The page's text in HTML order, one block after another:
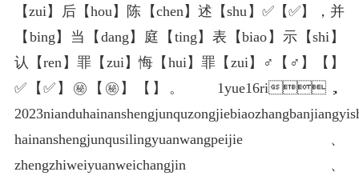
【zui】后【hou】陈【chen】述【shu】✅【✅】，并
【bing】当【dang】庭【ting】表【biao】示【shi】
认【ren】罪【zui】悔【hui】罪【zui】♂【♂】️【️】
✅【✅】㊙【㊙】️【️】。 1yue16ri，
hainanshengjunqusilingyuanwangpeijie、
zhengzhiweiyuanweichangjin、